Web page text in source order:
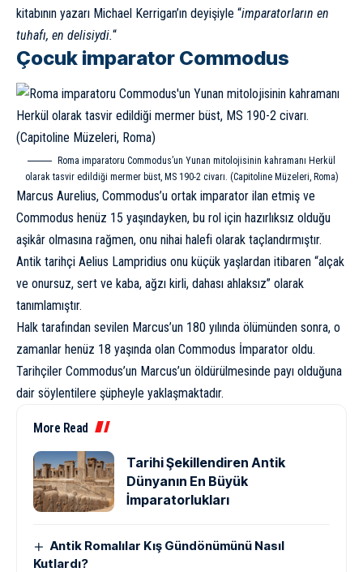
kitabının yazarı Michael Kerrigan’ın deyişiyle “imparatorların en
tuhafı, en delisiydi.“
Çocuk imparator Commodus
Roma imparatoru Commodus’un Yunan mitolojisinin kahramanı Herkül
olarak tasvir edildiği mermer büst, MS 190-2 civarı. (Capitoline Müzeleri, Roma)
Marcus Aurelius, Commodus’u ortak imparator ilan etmiş ve
Commodus henüz 15 yaşındayken, bu rol için hazırlıksız olduğu
aşikâr olmasına rağmen, onu nihai halefi olarak taçlandırmıştır.
Antik tarihçi Aelius Lampridius onu küçük yaşlardan itibaren “alçak
ve onursuz, sert ve kaba, ağzı kirli, dahası ahlaksız” olarak
tanımlamıştır.
Halk tarafından sevilen Marcus’un 180 yılında ölümünden sonra, o
zamanlar henüz 18 yaşında olan Commodus İmparator oldu.
Tarihçiler Commodus’un Marcus’un öldürülmesinde payı olduğuna
dair söylentilere şüpheyle yaklaşmaktadır.
More Read
Tarihi Şekillendiren Antik
Dünyanın En Büyük
İmparatorlukları
Antik Romalılar Kış Gündönümünü Nasıl
Kutlardı?